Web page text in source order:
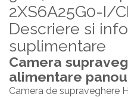
2XS6A25G0-I/
Descriere si
suplimentare
Camera
alimentare
Camera de supraveghere